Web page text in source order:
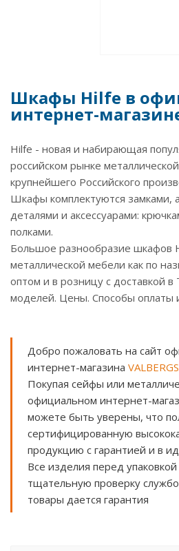
Шкафы Hilfe в
интернет-
Hilfe - новая и набирающая
российском рынке
крупнейшего Российского
Шкафы комплектуются замками,
деталями и аксессуарами:
полками.
Большое разнообразие шкафов
металлической мебели как по
оптом и в розницу с доставкой
моделей. Цены. Способы оплаты
Добро пожаловать на сайт
интернет-магазина
Покупая сейфы или
официальном интернет-
можете быть уверены, что
сертифицированную
продукцию с гарантией и в
Все изделия перед
тщательную проверку
товары дается гарантия